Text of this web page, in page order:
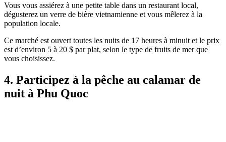
Vous vous assiérez à une petite table dans un restaurant local,
dégusterez un verre de bière vietnamienne et vous mêlerez à la
population locale.
Ce marché est ouvert toutes les nuits de 17 heures à minuit et le prix
est d’environ 5 à 20 $ par plat, selon le type de fruits de mer que
vous choisissez.
4. Participez à la pêche au calamar de
nuit à Phu Quoc